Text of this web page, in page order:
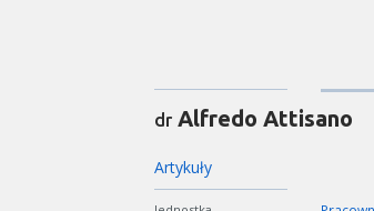
dr Alfredo Attisano
Artykuły